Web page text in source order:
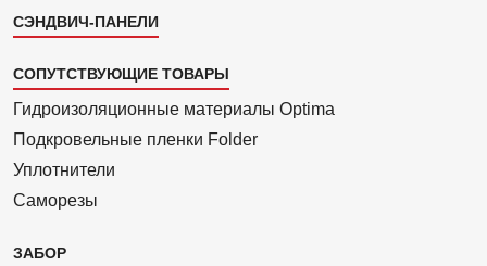
СЭНДВИЧ-ПАНЕЛИ
СОПУТСТВУЮЩИЕ ТОВАРЫ
Гидроизоля­ционные материалы Optima
Подкровель­ные пленки Folder
Уплотнители
Саморезы
ЗАБОР